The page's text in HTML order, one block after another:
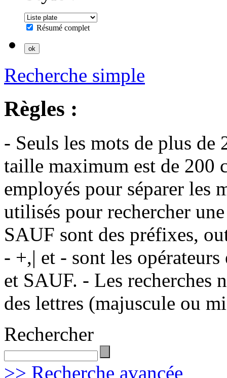
Résumé complet
Recherche simple
Règles :
- Seuls les mots de plus de
taille maximum est de 200
employés pour séparer les
utilisés pour rechercher
SAUF sont des préfixes,
- +,| et - sont les
et SAUF. - Les recherches
des lettres (majuscule ou
Rechercher
>> Recherche avancée